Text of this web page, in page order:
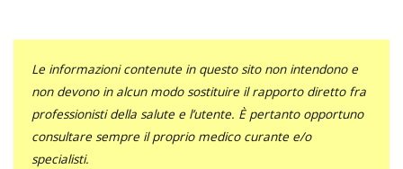
Le informazioni contenute in questo sito non intendono e
non devono in alcun modo sostituire il rapporto diretto fra
professionisti della salute e l’utente. È pertanto opportuno
consultare sempre il proprio medico curante e/o
specialisti.